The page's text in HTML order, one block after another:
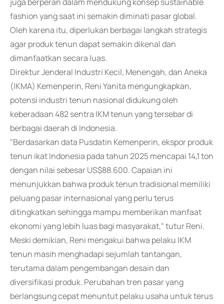
fashion yang saat ini semakin diminati pasar global.
Oleh karena itu, diperlukan berbagai langkah strategis
agar produk tenun dapat semakin dikenal dan
dimanfaatkan secara luas.
Direktur Jenderal Industri Kecil, Menengah, dan Aneka
(IKMA) Kemenperin, Reni Yanita mengungkapkan,
potensi industri tenun nasional didukung oleh
keberadaan 482 sentra IKM tenun yang tersebar di
berbagai daerah di Indonesia.
"Berdasarkan data Pusdatin Kemenperin, ekspor produk
tenun ikat Indonesia pada tahun 2025 mencapai 14,1 ton
dengan nilai sebesar US$88.600. Capaian ini
menunjukkan bahwa produk tenun tradisional memiliki
peluang pasar internasional yang perlu terus
ditingkatkan sehingga mampu memberikan manfaat
ekonomi yang lebih luas bagi masyarakat," tutur Reni.
Meski demikian, Reni mengakui bahwa pelaku IKM
tenun masih menghadapi sejumlah tantangan,
terutama dalam pengembangan desain dan
diversifikasi produk. Perubahan tren pasar yang
berlangsung cepat menuntut pelaku usaha untuk terus